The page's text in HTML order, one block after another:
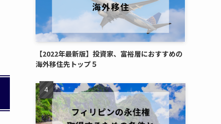
【2022年最新版】投資家、富裕層におすすめの
海外移住先トップ５